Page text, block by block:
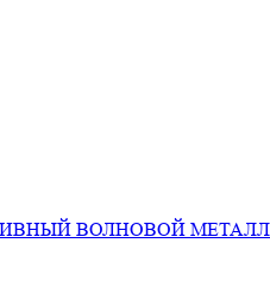
ВОЛНОВОЙ